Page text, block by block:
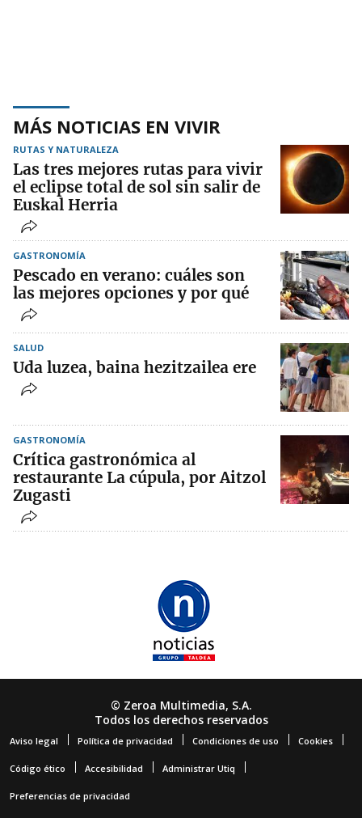
MÁS NOTICIAS EN VIVIR
RUTAS Y NATURALEZA
Las tres mejores rutas para vivir
el eclipse total de sol sin salir de
Euskal Herria
GASTRONOMÍA
Pescado en verano: cuáles son
las mejores opciones y por qué
SALUD
Uda luzea, baina hezitzailea ere
GASTRONOMÍA
Crítica gastronómica al
restaurante La cúpula, por Aitzol
Zugasti
© Zeroa Multimedia, S.A.
Todos los derechos reservados
Aviso legal Política de privacidad Condiciones de uso Cookies
Código ético Accesibilidad Administrar Utiq
Preferencias de privacidad